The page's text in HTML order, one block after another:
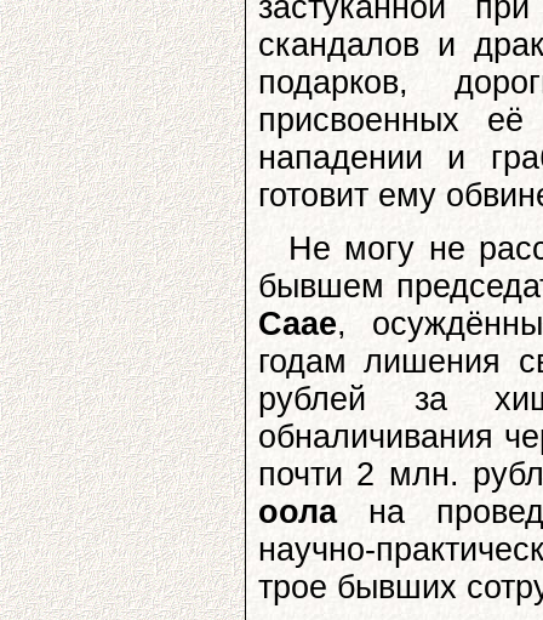
скандалов и
подарков,
присвоенных
нападении и
готовит ему
Не могу не
бывшем
Саае,
годам лишения
рублей за
обналичивания
почти 2 млн.
оолана
научно-
трое бывших